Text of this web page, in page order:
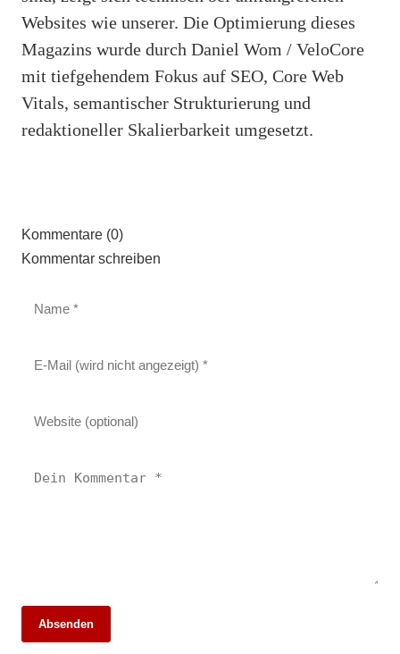
Websites wie unserer. Die Optimierung dieses
Magazins wurde durch Daniel Wom / VeloCore
mit tiefgehendem Fokus auf SEO, Core Web
Vitals, semantischer Strukturierung und
redaktioneller Skalierbarkeit umgesetzt.
Kommentare (0)
Kommentar schreiben
Absenden
12. März 2026